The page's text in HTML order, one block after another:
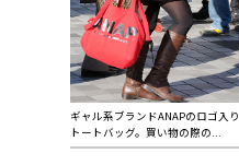
ギャル系ブランドANAPのロゴ入り
トートバッグ。買い物の際の...